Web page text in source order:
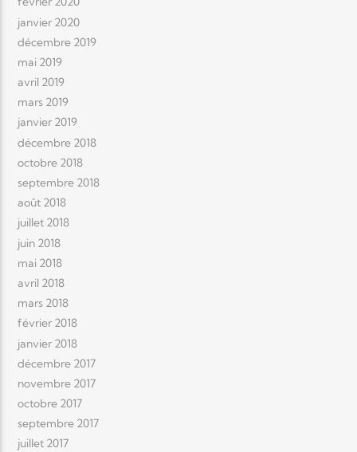
janvier 2020
décembre 2019
mai 2019
avril 2019
mars 2019
janvier 2019
décembre 2018
octobre 2018
septembre 2018
août 2018
juillet 2018
juin 2018
mai 2018
avril 2018
mars 2018
février 2018
janvier 2018
décembre 2017
novembre 2017
octobre 2017
septembre 2017
juillet 2017